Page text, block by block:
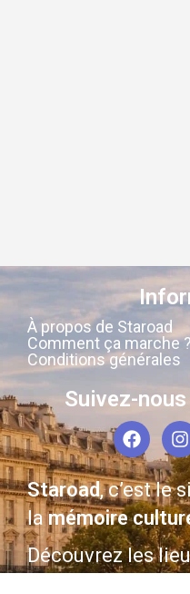
À propos de Staroad
Comment ça marche ?
Conditions générales
Suivez-
Staroad, c’est le
lamémoire
Découvrez les